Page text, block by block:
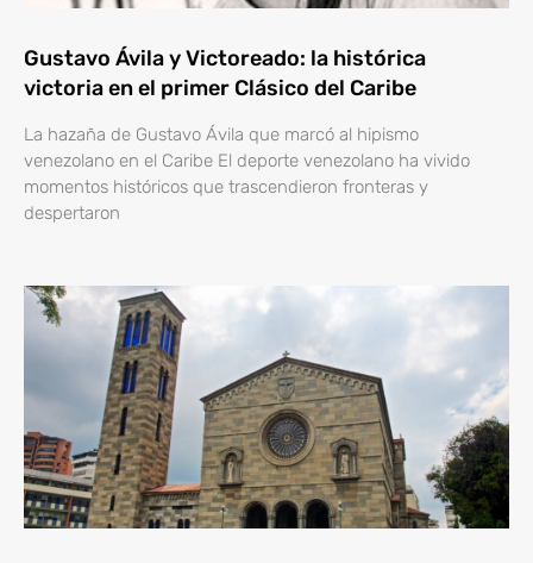
Gustavo Ávila y Victoreado: la histórica
victoria en el primer Clásico del Caribe
La hazaña de Gustavo Ávila que marcó al hipismo
venezolano en el Caribe El deporte venezolano ha vivido
momentos históricos que trascendieron fronteras y
despertaron